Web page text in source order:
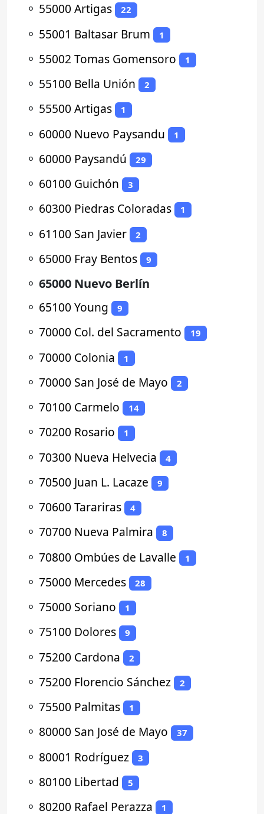
⚬ 55000 Artigas 22
⚬ 55001 Baltasar Brum 1
⚬ 55002 Tomas Gomensoro 1
⚬ 55100 Bella Unión 2
⚬ 55500 Artigas 1
⚬ 60000 Nuevo Paysandu 1
⚬ 60000 Paysandú 29
⚬ 60100 Guichón 3
⚬ 60300 Piedras Coloradas 1
⚬ 61100 San Javier 2
⚬ 65000 Fray Bentos 9
⚬ 65000 Nuevo Berlín
⚬ 65100 Young 9
⚬ 70000 Col. del Sacramento 19
⚬ 70000 Colonia 1
⚬ 70000 San José de Mayo 2
⚬ 70100 Carmelo 14
⚬ 70200 Rosario 1
⚬ 70300 Nueva Helvecia 4
⚬ 70500 Juan L. Lacaze 9
⚬ 70600 Tarariras 4
⚬ 70700 Nueva Palmira 8
⚬ 70800 Ombúes de Lavalle 1
⚬ 75000 Mercedes 28
⚬ 75000 Soriano 1
⚬ 75100 Dolores 9
⚬ 75200 Cardona 2
⚬ 75200 Florencio Sánchez 2
⚬ 75500 Palmitas 1
⚬ 80000 San José de Mayo 37
⚬ 80001 Rodríguez 3
⚬ 80100 Libertad 5
⚬ 80200 Rafael Perazza 1